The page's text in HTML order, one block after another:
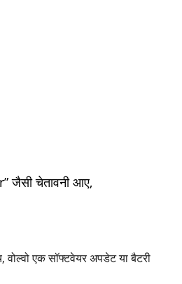
जैसी चेतावनी आए,
एक सॉफ्टवेयर अपडेट या बैटरी